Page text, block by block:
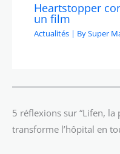
Heartstopper
un film
Actualités | BySuper
5 réflexions sur “Lifen,
transforme l’hôpital en